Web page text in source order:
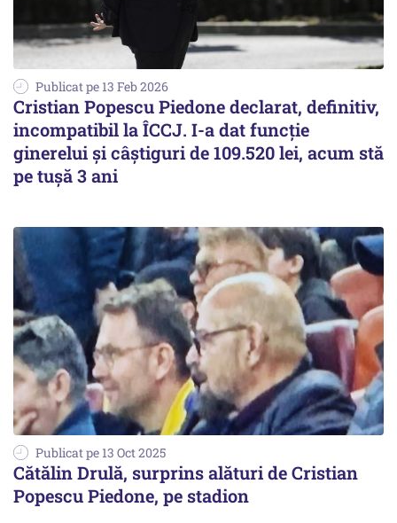
Publicat pe 13 Feb 2026
Cristian Popescu Piedone declarat, definitiv,
incompatibil la ÎCCJ. I-a dat funcție
ginerelui și câștiguri de 109.520 lei, acum stă
pe tușă 3 ani
Publicat pe 13 Oct 2025
Cătălin Drulă, surprins alături de Cristian
Popescu Piedone, pe stadion